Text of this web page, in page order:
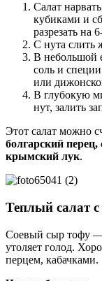
Салат
кубиками и
разрезать на
С нута слить
В небольшой
соль и
или
В глубокую
нут, залить
Этот салат можно
болгарский
крымский лук.
Теплый салат
Соевый сыр тофу —
утоляет голод.
перцем, кабачками.